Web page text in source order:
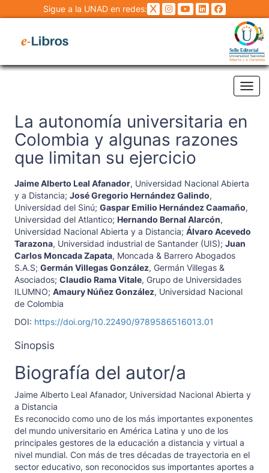
Sigue a la UNAD en redes:
La autonomía universitaria en
Colombia y algunas razones
que limitan su ejercicio
Jaime Alberto Leal Afanador, Universidad Nacional Abierta
y a Distancia; José Gregorio Hernández Galindo,
Universidad del Sinú; Gaspar Emilio Hernández Caamaño,
Universidad del Atlantico; Hernando Bernal Alarcón,
Universidad Nacional Abierta y a Distancia; Álvaro Acevedo
Tarazona, Universidad industrial de Santander (UIS); Juan
Carlos Moncada Zapata, Moncada & Barrero Abogados
S.A.S; Germán Villegas González, Germán Villegas &
Asociados; Claudio Rama Vitale, Grupo de Universidades
ILUMNO; Amaury Núñez González, Universidad Nacional
de Colombia
DOI: https://doi.org/10.22490/9789586516013.01
Sinopsis
Biografía del autor/a
Jaime Alberto Leal Afanador, Universidad Nacional Abierta y
a Distancia
Es reconocido como uno de los más importantes exponentes
del mundo universitario en América Latina y uno de los
principales gestores de la educación a distancia y virtual a
nivel mundial. Con más de tres décadas de trayectoria en el
sector educativo, son reconocidos sus importantes aportes a